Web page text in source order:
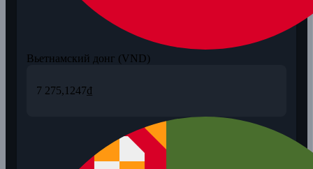
Вьетнамский донг (VND)
7 275,1247₫